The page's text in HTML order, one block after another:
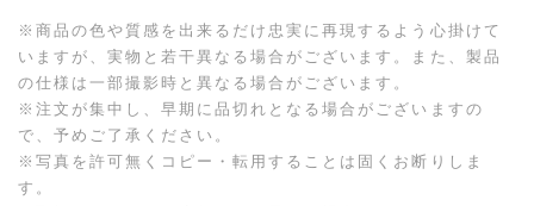
※商品の色や質感を出来るだけ忠実に再現するよう心掛けて
いますが、実物と若干異なる場合がございます。また、製品
の仕様は一部撮影時と異なる場合がございます。
※注文が集中し、早期に品切れとなる場合がございますの
で、予めご了承ください。
※写真を許可無くコピー・転用することは固くお断りしま
す。